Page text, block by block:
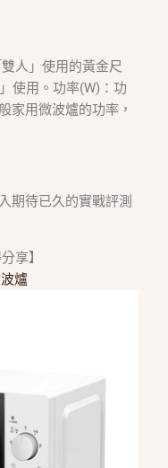
人」使用的黃金尺
使用。功率(W)：功
家用微波爐的功率，
期待已久的實戰評測
享】
爐